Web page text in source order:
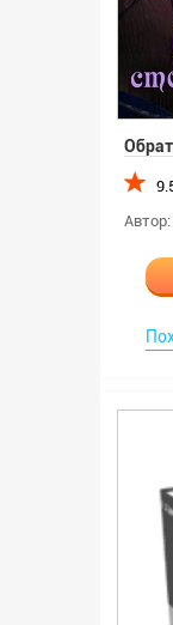
Автор: